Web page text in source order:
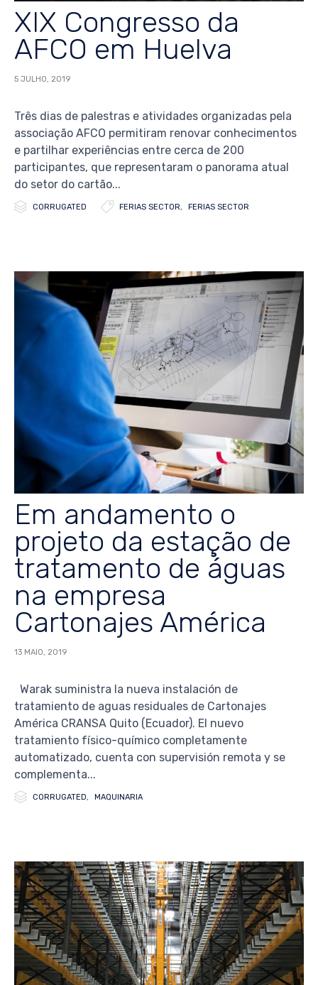
XIX Congresso da
AFCO em Huelva
5 JULHO, 2019
Três dias de palestras e atividades organizadas pela
associação AFCO permitiram renovar conhecimentos
e partilhar experiências entre cerca de 200
participantes, que representaram o panorama atual
do setor do cartão...
 Category
CORRUGATED  Tags
FERIAS SECTOR, FERIAS SECTOR
Em andamento o
projeto da estação de
tratamento de águas
na empresa
Cartonajes América
13 MAIO, 2019
Warak suministra la nueva instalación de
tratamiento de aguas residuales de Cartonajes
América CRANSA Quito (Ecuador). El nuevo
tratamiento físico-químico completamente
automatizado, cuenta con supervisión remota y se
complementa...
 Category
CORRUGATED, MAQUINARIA